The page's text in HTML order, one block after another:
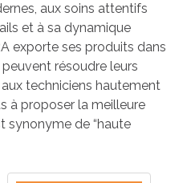
aux soins attentifs
et à sa dynamique
exporte ses produits dans
résoudre leurs
techniciens hautement
à proposer la meilleure
synonyme de “haute